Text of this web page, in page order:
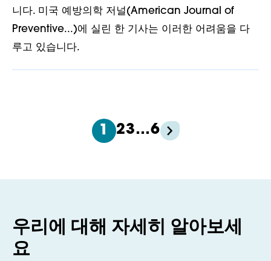
니다. 미국 예방의학 저널(American Journal of
Preventive...)에 실린 한 기사는 이러한 어려움을 다
루고 있습니다.
1 23…6
우리에 대해 자세히 알아보세
요